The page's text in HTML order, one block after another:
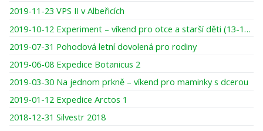
2019-11-23 VPS II v Albeřicích
2019-10-12 Experiment – víkend pro otce a starší děti (13-16 let)
2019-07-31 Pohodová letní dovolená pro rodiny
2019-06-08 Expedice Botanicus 2
2019-03-30 Na jednom prkně – víkend pro maminky s dcerou
2019-01-12 Expedice Arctos 1
2018-12-31 Silvestr 2018